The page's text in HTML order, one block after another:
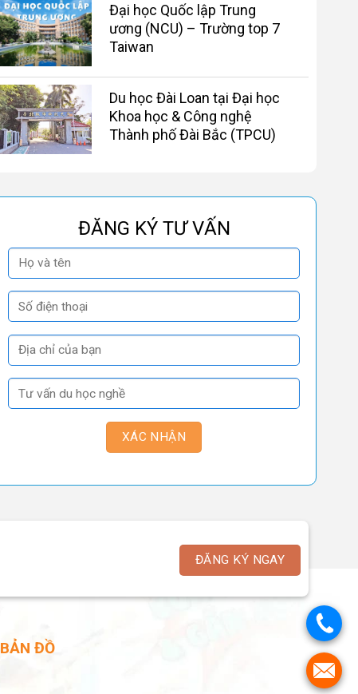
Đại học Quốc lập Trung
ương (NCU) – Trường top 7
Taiwan
Du học Đài Loan tại Đại học
Khoa học & Công nghệ
Thành phố Đài Bắc (TPCU)
ĐĂNG KÝ TƯ VẤN
ĐĂNG KÝ NGAY
BẢN ĐỒ
.
.